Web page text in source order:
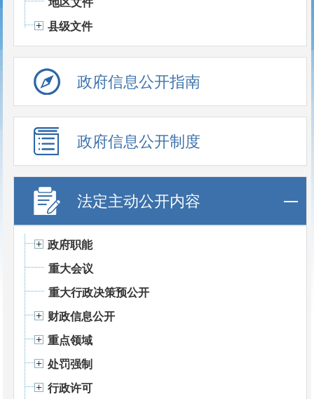
县级文件
政府信息公开指南
政府信息公开制度
法定主动公开内容
政府职能
重大会议
重大行政决策预公开
财政信息公开
重点领域
处罚强制
行政许可